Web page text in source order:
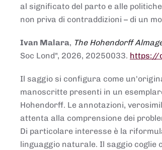
al significato del parto e alle
non priva di contraddizioni – di un
Ivan Malara, The Hohendorff
Soc Lond", 2026, 20250033. https://
Il saggio si configura come
manoscritte presenti in un
Hohendorff. Le annotazioni,
attenta alla comprensione dei
Di particolare interesse è la
linguaggio naturale. Il saggio coglie